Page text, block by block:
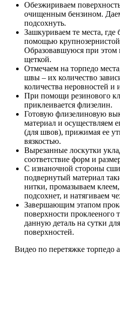
Обезжириваем
очищенным бензином.
подсохнуть.
Зашкуриваем те места, где
помощью
Образовавшуюся при этом
щеткой.
Отмечаем на торпедо
швы – их количество
количества неровностей и
При помощи резинового
приклеивается флизелин.
Готовую флизелиновую
материал и осуществляем
(для швов), прижимая ее
вязкостью.
Вырезанные лоскутки
соответствие форм и
С изнаночной стороны
подвернутый материал
нитки, промазываем
подсохнет, и натягиваем
Завершающим этапом
поверхности проклееного
данную деталь на сутки
поверхностей.
Видео по перетяжке торпедо